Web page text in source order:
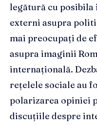
legătură cu
externi asupra
mai preocupați de
asupra imaginii
internațională.
rețelele sociale au
polarizarea opiniei
discuțiile despre